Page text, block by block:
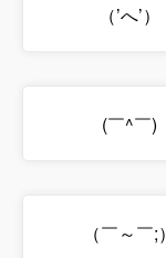
（’へ’）
(￣^￣)
（￣～￣;）